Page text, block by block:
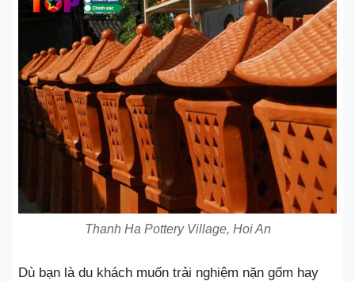
Thanh Ha Pottery Village, Hoi An
Dù bạn là du khách muốn trải nghiệm nặn gốm hay